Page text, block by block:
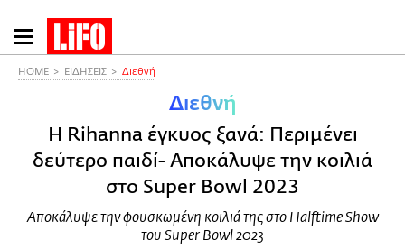
Παράκαμψη
προς
HOME ΕΙΔΗΣΕΙΣ Διεθνή
Διεθνή
Η Rihanna έγκυος ξανά: Περιμένει
δεύτερο παιδί- Αποκάλυψε την κοιλιά
στο Super Bowl 2023
Αποκάλυψε την φουσκωμένη κοιλιά της στο Halftime Show
του Super Bowl 2023